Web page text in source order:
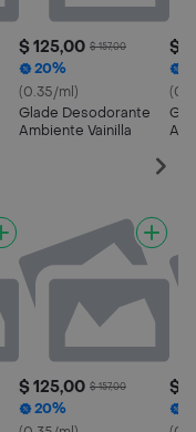
$ 125,00 $ 157,00
20%
(0.35/ml)
Glade Desodorante
Ambiente Vainilla
$
$ 125,00 $ 157,00
20%
$